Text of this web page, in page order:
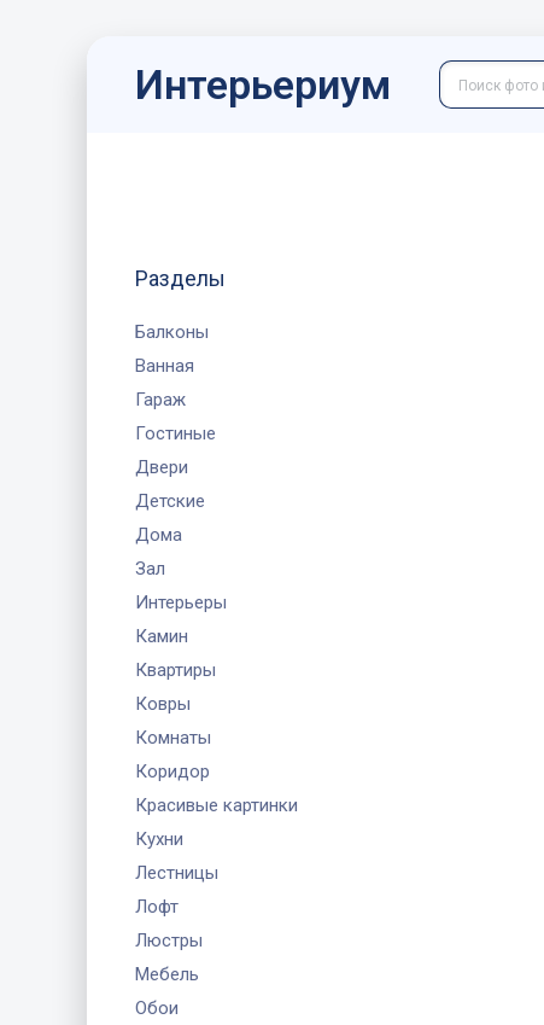
Интерьериум
Разделы
Балконы
Ванная
Гараж
Гостиные
Двери
Детские
Дома
Зал
Интерьеры
Камин
Квартиры
Ковры
Комнаты
Коридор
Красивые картинки
Кухни
Лестницы
Лофт
Люстры
Мебель
Обои